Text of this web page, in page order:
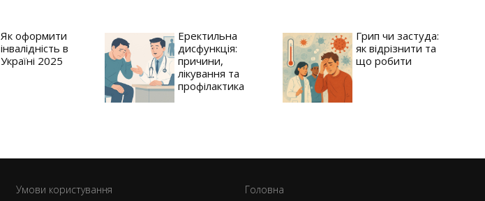
Як оформити
інвалідність в
Україні 2025
Еректильна
дисфункція:
причини,
лікування та
профілактика
Грип чи застуда:
як відрізнити та
що робити
Умови користування
Головна